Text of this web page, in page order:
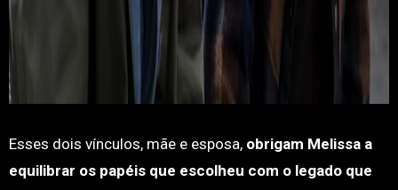
Esses dois vínculos, mãe e esposa, obrigam Melissa a
equilibrar os papéis que escolheu com o legado que